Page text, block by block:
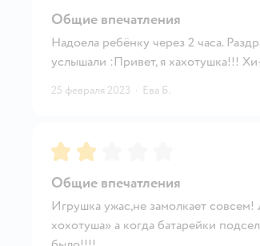
Общие впечатления
Надоела ребёнку через 2 часа.
услышали :Привет, я хахотушка!!!
25 февраля 2023 · Ева Б.
Рейтинг:
Общие впечатления
Игрушка ужас,не замолкает
хохотуша» а когда батарейки